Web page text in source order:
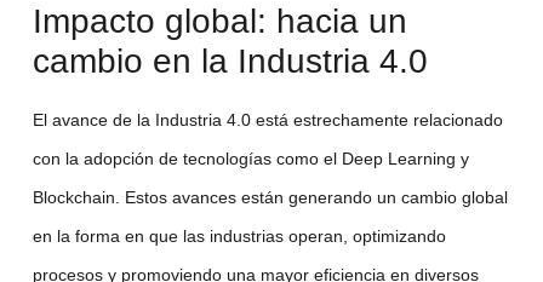
Impacto global: hacia un
cambio en la Industria 4.0
El avance de la Industria 4.0está estrechamente relacionado
con la adopción de tecnologías como el Deep Learning y
Blockchain . Estos avances están generando un cambio global
en la forma en que las industrias operan, optimizando
procesos y promoviendo una mayor eficiencia en diversos